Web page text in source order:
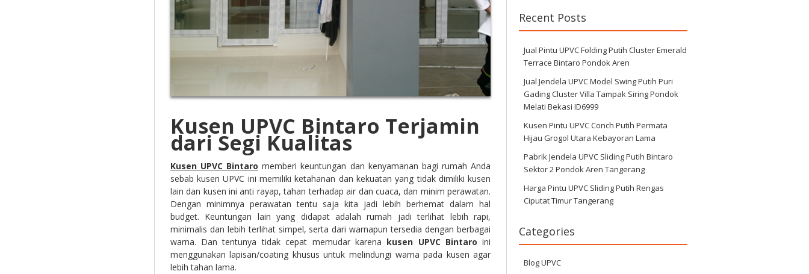
Kusen UPVC Bintaro Terjamin
dari Segi Kualitas
Kusen UPVCBintaro memberi keuntungan dan kenyamanan bagi rumah Anda
sebab kusen UPVC ini memiliki ketahanan dan kekuatan yang tidak dimiliki kusen
lain dan kusen ini anti rayap, tahan terhadap air dan cuaca, dan minim perawatan.
Dengan minimnya perawatan tentu saja kita jadi lebih berhemat dalam hal
budget. Keuntungan lain yang didapat adalah rumah jadi terlihat lebih rapi,
minimalis dan lebih terlihat simpel, serta dari warnapun tersedia dengan berbagai
warna. Dan tentunya tidak cepat memudar karena kusen UPVC Bintaro ini
menggunakan lapisan/coating khusus untuk melindungi warna pada kusen agar
lebih tahan lama.
Recent Posts
Jual Pintu UPVC Folding Putih Cluster Emerald
Terrace Bintaro Pondok Aren
Jual Jendela UPVC Model Swing Putih Puri
Gading Cluster Villa Tampak Siring Pondok
Melati Bekasi ID6999
Kusen Pintu UPVC Conch Putih Permata
Hijau Grogol Utara Kebayoran Lama
Pabrik Jendela UPVC Sliding Putih Bintaro
Sektor 2 Pondok Aren Tangerang
Harga Pintu UPVC Sliding Putih Rengas
Ciputat Timur Tangerang
Categories
Blog UPVC